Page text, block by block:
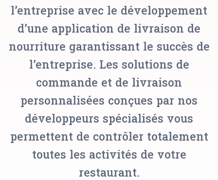
l’entreprise avec le développement
d’une application de livraison de
nourriture garantissant le succès de
l’entreprise. Les solutions de
commande et de livraison
personnalisées conçues par nos
développeurs spécialisés vous
permettent de contrôler totalement
toutes les activités de votre
restaurant.